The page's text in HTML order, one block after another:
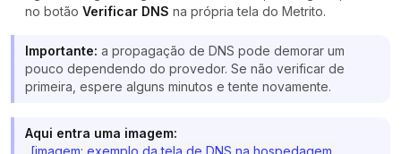
no botão Verificar DNS na própria tela do Metrito.
Importante: a propagação de DNS pode demorar um
pouco dependendo do provedor. Se não verificar de
primeira, espere alguns minutos e tente novamente.
Aqui entra uma imagem:
[imagem: exemplo da tela de DNS na hospedagem,